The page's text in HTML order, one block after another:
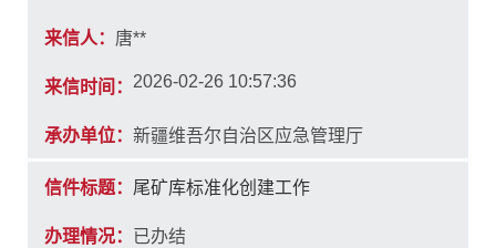
来信人： 唐**
来信时间： 2026-02-26 10:57:36
承办单位： 新疆维吾尔自治区应急管理厅
信件标题： 尾矿库标准化创建工作
办理情况： 已办结